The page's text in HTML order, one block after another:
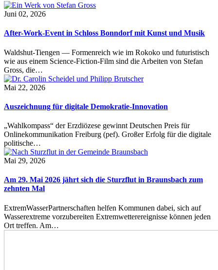
Juni 02, 2026
After-Work-Event in Schloss Bonndorf mit Kunst und Musik
Waldshut-Tiengen — Formenreich wie im Rokoko und futuristisch
wie aus einem Science-Fiction-Film sind die Arbeiten von Stefan
Gross, die…
Mai 22, 2026
Auszeichnung für digitale Demokratie-Innovation
„Wahlkompass“ der Erzdiözese gewinnt Deutschen Preis für
Onlinekommunikation Freiburg (pef). Großer Erfolg für die digitale
politische…
Mai 29, 2026
Am 29. Mai 2026 jährt sich die Sturzflut in Braunsbach zum
zehnten Mal
ExtremWasserPartnerschaften helfen Kommunen dabei, sich auf
Wasserextreme vorzubereiten Extremwetterereignisse können jeden
Ort treffen. Am…